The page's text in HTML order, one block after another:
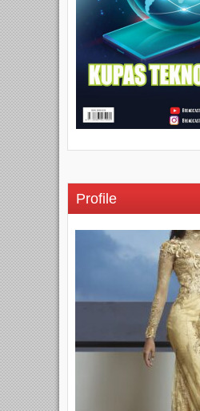
Profile